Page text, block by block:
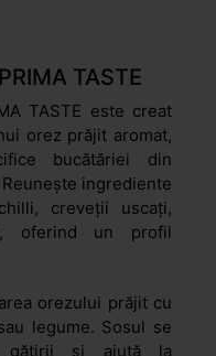
TASTE
TASTE este creat
orez prăjit aromat,
bucătăriei din
ingrediente
creveții uscați,
oferind un profil
orezului prăjit cu
legume. Sosul se
gătirii și ajută la